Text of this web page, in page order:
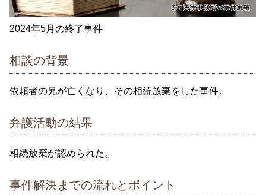
2024年5月の終了事件
相談の背景
依頼者の兄が亡くなり、その相続放棄をした事件。
弁護活動の結果
相続放棄が認められた。
事件解決までの流れとポイント